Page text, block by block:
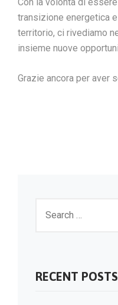
transizione energetica
territorio, ci rivediamo
insieme nuove
Grazie ancora per aver
RECENT POSTS